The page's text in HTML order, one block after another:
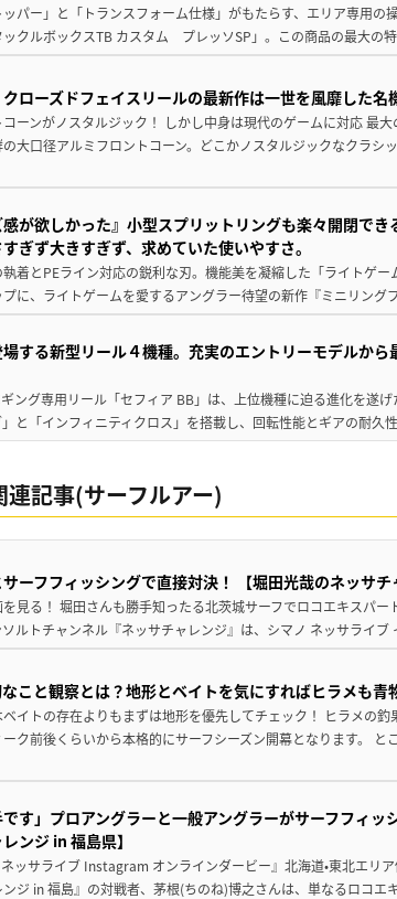
ッパー」と「トランスフォーム仕様」がもたらす、エリア専用の
ックルボックスTB カスタム プレッソSP」。この商品の最大の
ローズドフェイスリールの最新作は一世を風靡した名
ーンがノスタルジック！ しかし中身は現代のゲームに対応 最
大口径アルミフロントコーン。どこかノスタルジックなクラシ
感が欲しかった』小型スプリットリングも楽々開閉で
ぎず大きすぎず、求めていた使いやすさ。
着とPEライン対応の鋭利な刃。機能美を凝縮した「ライトゲー
プに、ライトゲームを愛するアングラー待望の新作『ミニリン
する新型リール４機種。充実のエントリーモデルか
ング専用リール「セフィア BB」は、上位機種に迫る進化を遂
と「インフィニティクロス」を搭載し、回転性能とギアの耐
連記事(サーフルアー)
ーフフィッシングで直接対決！ 【堀田光哉のネッサチ
見る！ 堀田さんも勝手知ったる北茨城サーフでロコエキスパー
ルトチャンネル『ネッサチャレンジ』は、シマノ ネッサライ
こと観察とは？地形とベイトを気にすればヒラメも青
イトの存在よりもまずは地形を優先してチェック！ ヒラメの釣
ク前後くらいから本格的にサーフシーズン開幕となります。 と
です」プロアングラーと一般アングラーがサーフフィッ
ンジ in 福島県】
ネッサライブ Instagram オンラインダービー』北海道•東北エリ
ンジ in 福島』の対戦者、茅根(ちのね)博之さんは、単なるロコエ